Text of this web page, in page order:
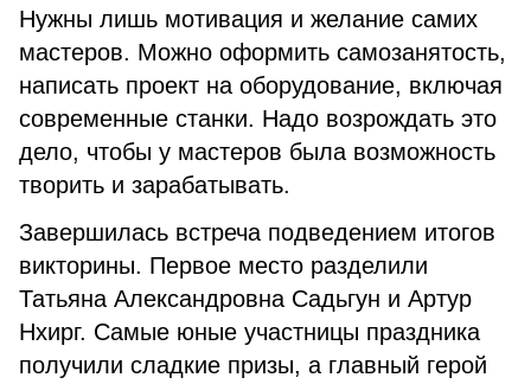
Нужны лишь мотивация и желание самих
мастеров. Можно оформить самозанятость,
написать проект на оборудование, включая
современные станки. Надо возрождать это
дело, чтобы у мастеров была возможность
творить и зарабатывать.
Завершилась встреча подведением итогов
викторины. Первое место разделили
Татьяна Александровна Садьгун и Артур
Нхирг. Самые юные участницы праздника
получили сладкие призы, а главный герой